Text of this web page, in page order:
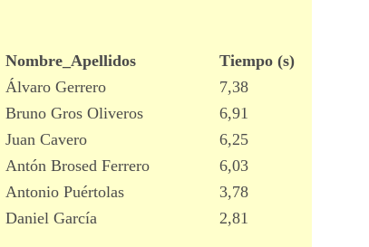
Nombre_Apellidos
Tiempo (s)
Álvaro Gerrero
7,38
Bruno Gros Oliveros
6,91
Juan Cavero
6,25
Antón Brosed Ferrero
6,03
Antonio Puértolas
3,78
Daniel García 2,81